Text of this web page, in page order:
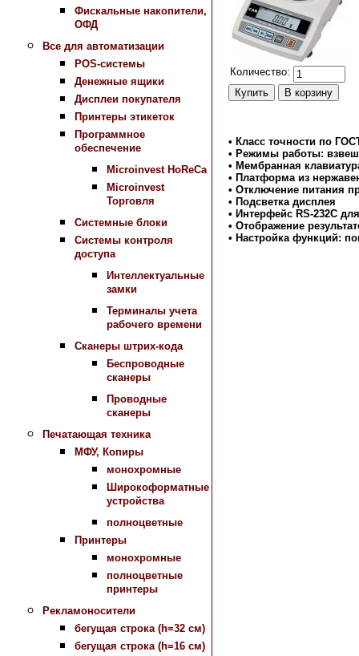
Фискальные накопители,
ОФД
Все для автоматизации
POS-системы
Денежные ящики
Дисплеи покупателя
Принтеры этикеток
Программное
обеспечение
Microinvest HoReCa
Microinvest
Торговля
Системные блоки
Системы контроля
доступа
Интеллектуальные
замки
Терминалы учета
рабочего времени
Сканеры штрих-кода
Беспроводные
сканеры
Проводные
сканеры
Печатающая техника
МФУ, Копиры
монохромные
Широкоформатные
устройства
полноцветные
Принтеры
монохромные
полноцветные
принтеры
Рекламоносители
бегущая строка (h=32 см)
бегущая строка (h=16 см)
Количество:
• Класс точности по
• Режимы работы:
• Мембранная
• Платформа из
• Отключение питания
• Подсветка дисплея
• Интерфейс RS-232C
• Отображение
• Настройка функций: